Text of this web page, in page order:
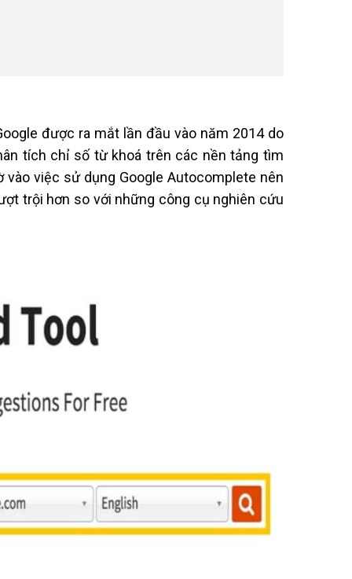
được ra mắt lần đầu vào năm 2014 do
tích chỉ số từ khoá trên các nền tảng tìm
việc sử dụng Google Autocomplete nên
trội hơn so với những công cụ nghiên cứu